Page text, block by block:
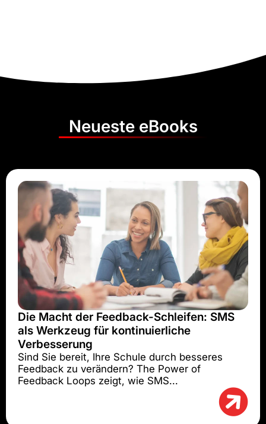
Neueste eBooks
Die Macht der Feedback-Schleifen: SMS
als Werkzeug für kontinuierliche
Verbesserung
Sind Sie bereit, Ihre Schule durch besseres
Feedback zu verändern? The Power of
Feedback Loops zeigt, wie SMS...